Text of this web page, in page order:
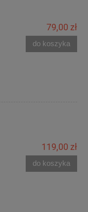
79,00 zł
do koszyka
119,00 zł
do koszyka